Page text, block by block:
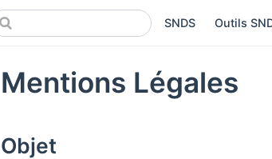
SNDS Outils
Mentions Légales
Objet